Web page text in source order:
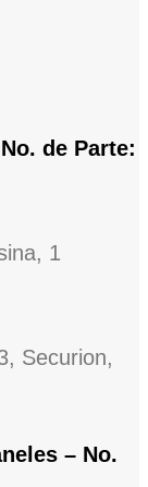
de Parte:
1
Securion,
– No.